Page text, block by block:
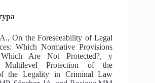
On the Foreseeability of Legal
Which Normative Provisions
Are Not Protected?, у
Multilevel Protection of the
the Legality in Criminal Law